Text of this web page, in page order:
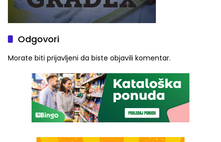
Odgovori
Morate biti prijavljeni da biste objavili komentar.